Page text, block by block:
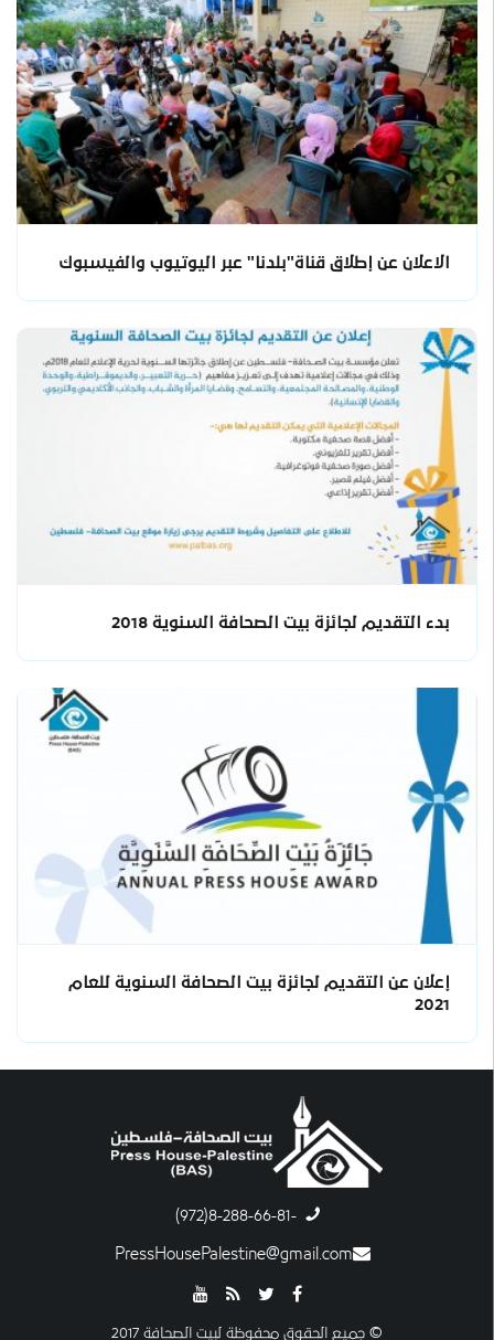
الاعلان عن إطلاق قناة"بلدنا" عبر اليوتيوب والفيسبوك
بدء التقديم لجائزة بيت الصحافة السنوية 2018
إعلان عن التقديم لجائزة بيت الصحافة السنوية للعام
2021
-8-288-66-81(972)
PressHousePalestine@gmail.com
© جميع الحقوق محفوظة لبيت الصحافة 2017